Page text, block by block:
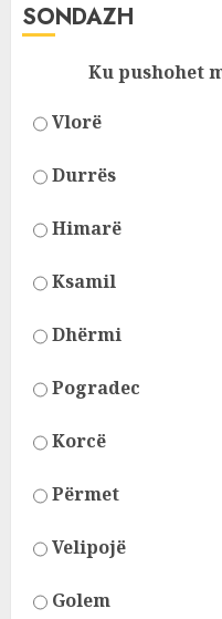
SONDAZH
Ku pushohet
Vlorë
Durrës
Himarë
Ksamil
Dhërmi
Pogradec
Korcë
Përmet
Velipojë
Golem